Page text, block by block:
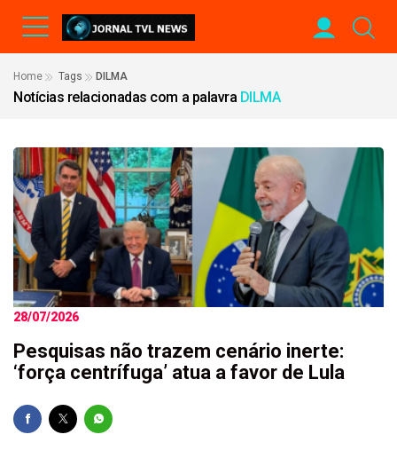
Home Tags DILMA
Notícias relacionadas com a palavra DILMA
28/07/2026
Pesquisas não trazem cenário inerte:
‘força centrífuga’ atua a favor de Lula